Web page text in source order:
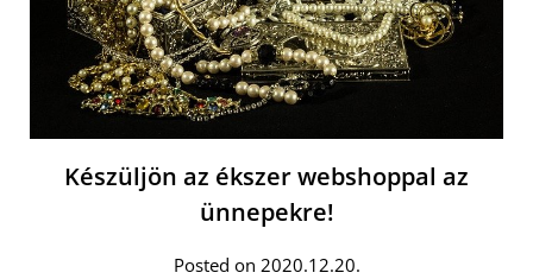
Készüljön az ékszer webshoppal az
ünnepekre!
Posted on 2020.12.20.